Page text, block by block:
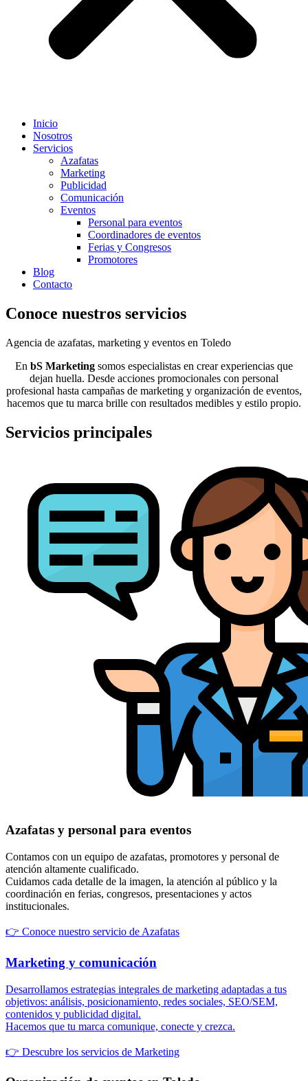
Inicio
Nosotros
Servicios
Azafatas
Marketing
Publicidad
Comunicación
Eventos
Personal para eventos
Coordinadores de eventos
Ferias y Congresos
Promotores
Blog
Contacto
Conoce nuestros servicios
Agencia de azafatas, marketing y eventos en Toledo
En bS Marketing somos especialistas en crear experiencias que
dejan huella. Desde acciones promocionales con personal
profesional hasta campañas de marketing y organización de eventos,
hacemos que tu marca brille con resultados medibles y estilo propio.
Servicios principales
Azafatas y personal para eventos
Contamos con un equipo de azafatas, promotores y personal de
atención altamente cualificado.
Cuidamos cada detalle de la imagen, la atención al público y la
coordinación en ferias, congresos, presentaciones y actos
institucionales.
👉 Conoce nuestro servicio de Azafatas
Marketing y comunicación
Desarrollamos estrategias integrales de marketing adaptadas a tus
objetivos: análisis, posicionamiento, redes sociales, SEO/SEM,
contenidos y publicidad digital.
Hacemos que tu marca comunique, conecte y crezca.
👉 Descubre los servicios de Marketing